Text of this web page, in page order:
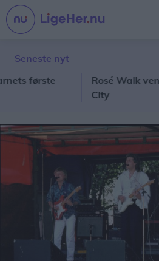
Seneste nyt
første
Rosé Walk vender